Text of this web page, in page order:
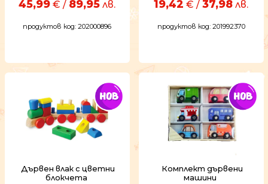
45,99 € / 89,95 лв.
продуктов код: 202000896
19,42 € / 37,98 лв.
продуктов код: 201992370
Дървен влак с цветни
блокчета
Комплект дървени
машини